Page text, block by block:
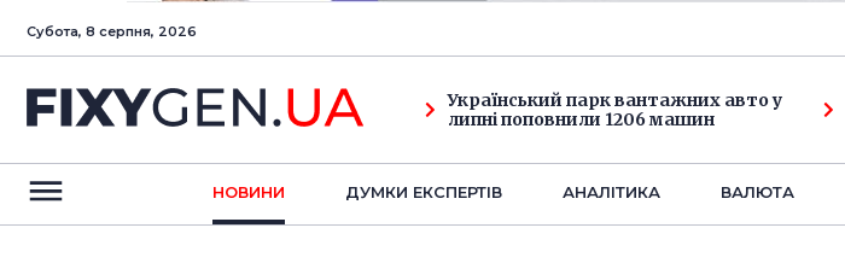
Субота, 8 серпня, 2026
Український парк вантажних авто у
липні поповнили 1206 машин
НОВИНИ ДУМКИ ЕКСПЕРТIВ АНАЛIТИКА ВАЛЮТА